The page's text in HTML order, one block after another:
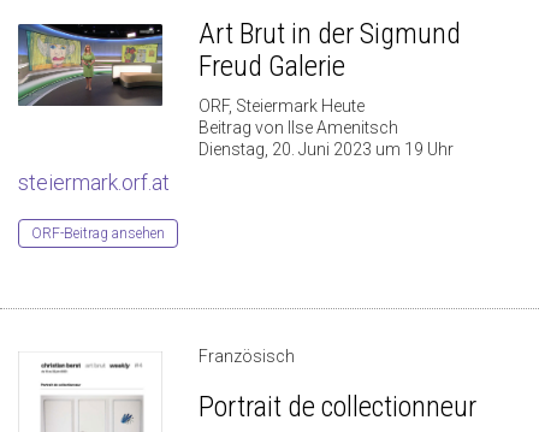
Art Brut in der Sigmund
Freud Galerie
ORF, Steiermark Heute
Beitrag von Ilse Amenitsch
Dienstag, 20. Juni 2023 um 19 Uhr
steiermark.orf.at
ORF-Beitrag ansehen
Französisch
Portrait de collectionneur